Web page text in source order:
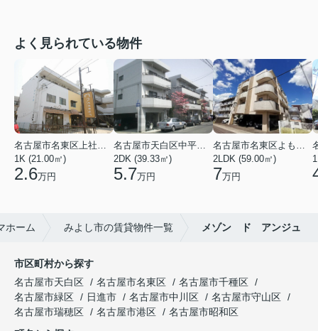
よく見られている物件
1K (21.00㎡)
2.6万円
2DK (39.33㎡)
5.7万円
2LDK (59.00㎡)
7万円
ホーム みよし市の賃貸物件一覧 メゾン ド アンジュ
市区町村から探す
名古屋市天白区
名古屋市名東区
名古屋市千種区
名古屋市緑区
日進市 名古屋市中川区
名古屋市守山区
名古屋市瑞穂区
名古屋市港区
名古屋市昭和区